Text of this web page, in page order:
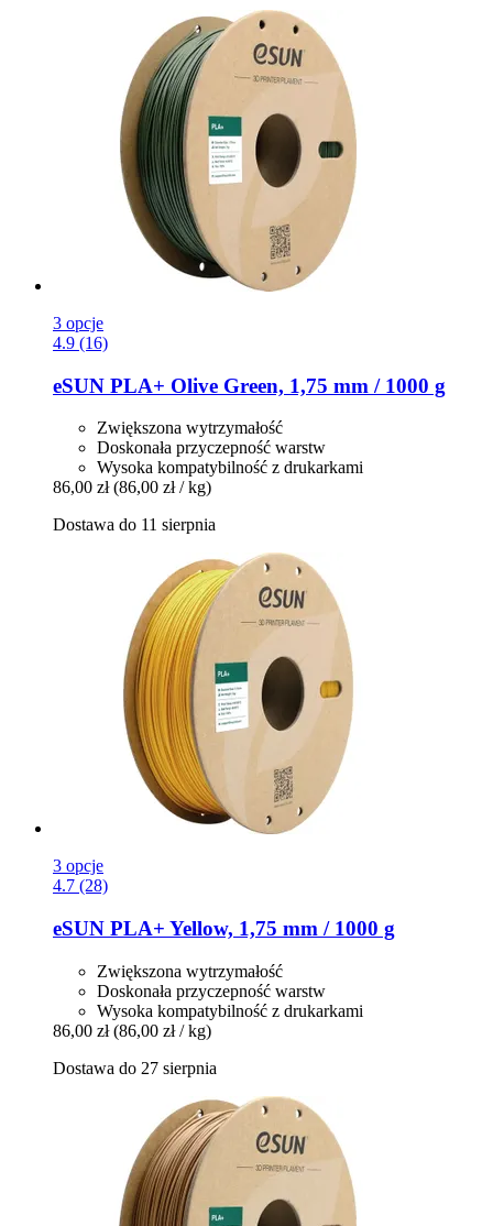
3 opcje
4.9 (16)
eSUN PLA+ Olive Green, 1,75 mm / 1000 g
Zwiększona wytrzymałość
Doskonała przyczepność warstw
Wysoka kompatybilność z drukarkami
86,00 zł (86,00 zł / kg)
Dostawa do 11 sierpnia
3 opcje
4.7 (28)
eSUN PLA+ Yellow, 1,75 mm / 1000 g
Zwiększona wytrzymałość
Doskonała przyczepność warstw
Wysoka kompatybilność z drukarkami
86,00 zł (86,00 zł / kg)
Dostawa do 27 sierpnia